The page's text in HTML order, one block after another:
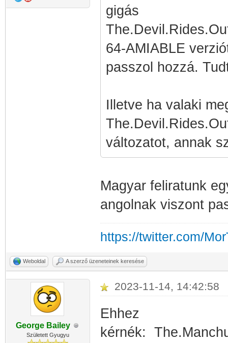
gigás
64-AMIABLE
passzol hozzá.
Illetve ha valaki
változatot, annak
Magyar feliratunk
angolnak viszont
https://twitter.com/
Weboldal A szerző üzeneteinek keresése
George Bailey
Született Gyugyu
2023-11-14, 14:42:58
Ehhez
kérnék: